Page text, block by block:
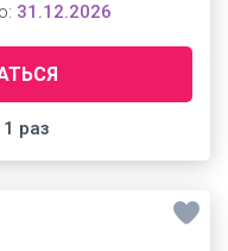
1 раз
31.12.2026